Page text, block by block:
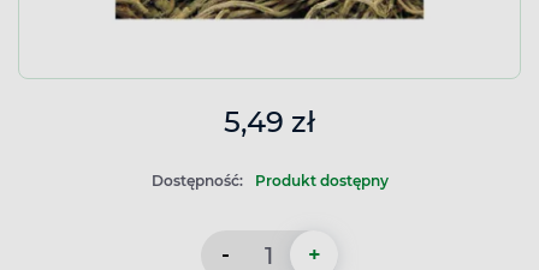
5,49 zł
Dostępność: Produkt dostępny
- +